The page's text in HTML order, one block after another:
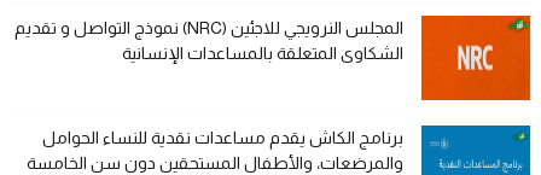
المجلس النرويجي للاجئين (NRC) نموذج التواصل و تقديم
الشكاوى المتعلقة بالمساعدات الإنسانية
برنامج الكاش يقدم مساعدات نقدية للنساء الحوامل
والمرضعات، والأطفال المستحقين دون سن الخامسة